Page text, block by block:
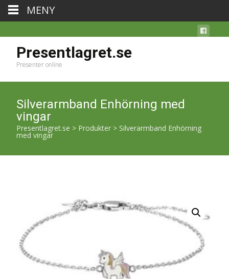
Presentlagret.se
Presenter online
Silverarmband Enhörning med
vingar
Presentlagret.se > Produkter > Silverarmband Enhörning
med vingar
MENY